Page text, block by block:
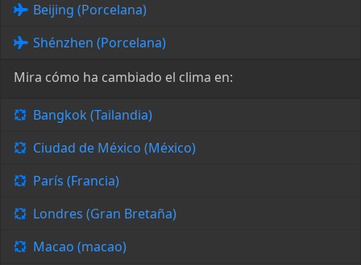
Beijing (Porcelana)
Shénzhen (Porcelana)
Mira cómo ha cambiado el clima en:
Bangkok (Tailandia)
Ciudad de México (México)
París (Francia)
Londres (Gran Bretaña)
Macao (macao)